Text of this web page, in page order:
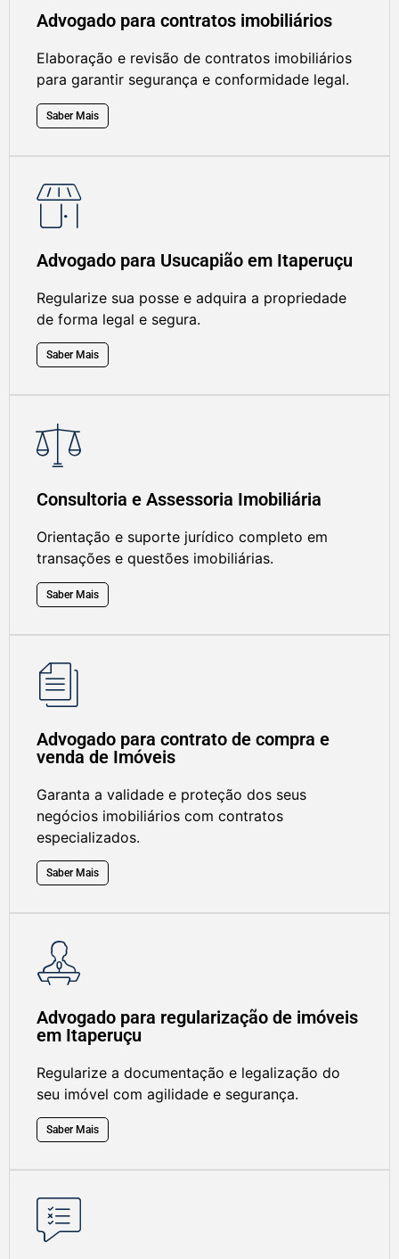
Advogado para contratos imobiliários
Elaboração e revisão de contratos imobiliários
para garantir segurança e conformidade legal.
Saber Mais
Advogado para Usucapião em Itaperuçu
Regularize sua posse e adquira a propriedade
de forma legal e segura.
Saber Mais
Consultoria e Assessoria Imobiliária
Orientação e suporte jurídico completo em
transações e questões imobiliárias.
Saber Mais
Advogado para contrato de compra e
venda de Imóveis
Garanta a validade e proteção dos seus
negócios imobiliários com contratos
especializados.
Saber Mais
Advogado para regularização de imóveis
em Itaperuçu
Regularize a documentação e legalização do
seu imóvel com agilidade e segurança.
Saber Mais